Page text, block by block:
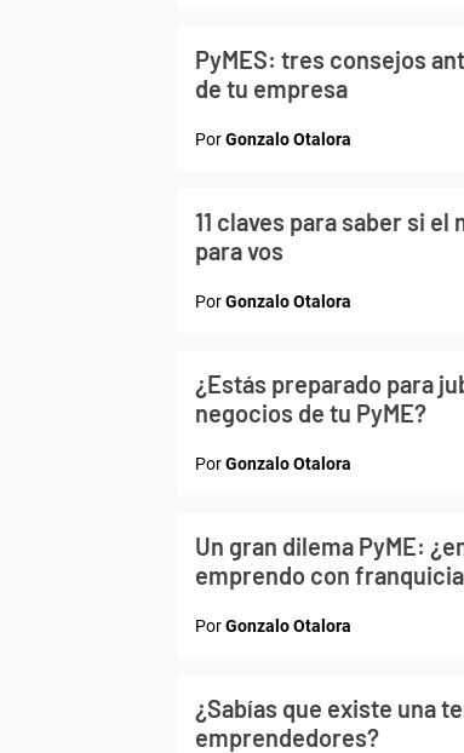
PyMES: tres consejos
de tu empresa
PorGonzalo Otalora
11 claves para saber si
para vos
PorGonzalo Otalora
¿Estás preparado para
negocios de tu PyME?
PorGonzalo Otalora
Un gran dilema PyME:
emprendo con
PorGonzalo Otalora
¿Sabías que existe una
emprendedores?